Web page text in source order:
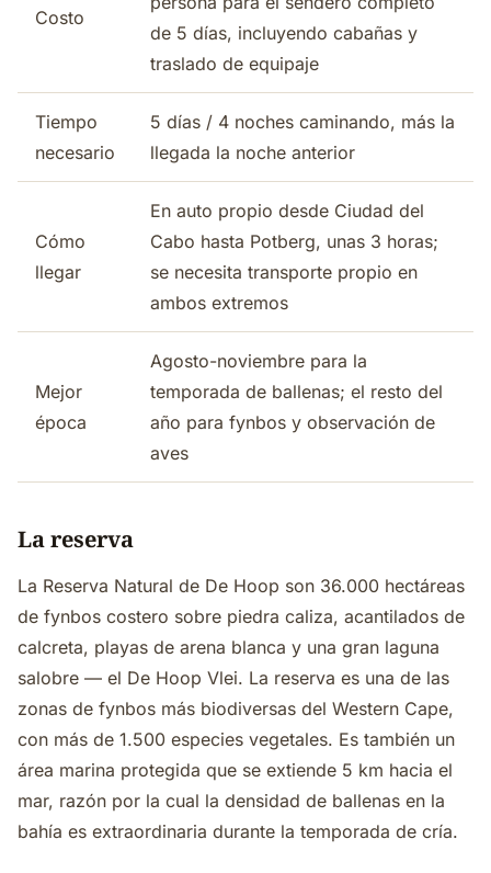
Costo
de 5 días, incluyendo cabañas y
traslado de equipaje
Tiempo
necesario
5 días / 4 noches caminando, más la
llegada la noche anterior
Cómo
llegar
En auto propio desde Ciudad del
Cabo hasta Potberg, unas 3 horas;
se necesita transporte propio en
ambos extremos
Mejor
época
Agosto-noviembre para la
temporada de ballenas; el resto del
año para fynbos y observación de
aves
La reserva
La Reserva Natural de De Hoop son 36.000 hectáreas
de fynbos costero sobre piedra caliza, acantilados de
calcreta, playas de arena blanca y una gran laguna
salobre — el De Hoop Vlei. La reserva es una de las
zonas de fynbos más biodiversas del Western Cape,
con más de 1.500 especies vegetales. Es también un
área marina protegida que se extiende 5 km hacia el
mar, razón por la cual la densidad de ballenas en la
bahía es extraordinaria durante la temporada de cría.